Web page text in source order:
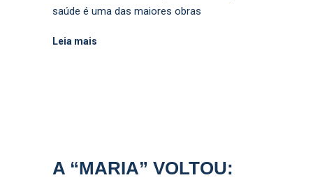
saúde é uma das maiores obras
Leia mais
A “MARIA” VOLTOU: